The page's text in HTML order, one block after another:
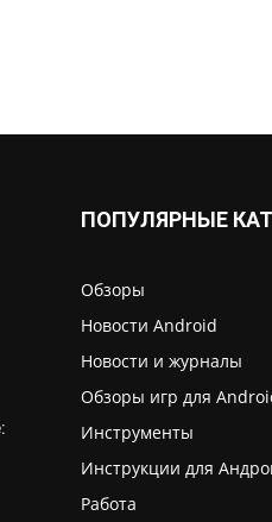
ПОПУЛЯРНЫЕ
Обзоры
Новости Android
Новости и журналы
Обзоры игр для
Инструменты
Инструкции для
Работа